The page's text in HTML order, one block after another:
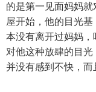
的是第一见面妈妈
屋开始，他的目光基
本没有离开过妈妈
对他这种放肆的目光
并没有感到不快，而